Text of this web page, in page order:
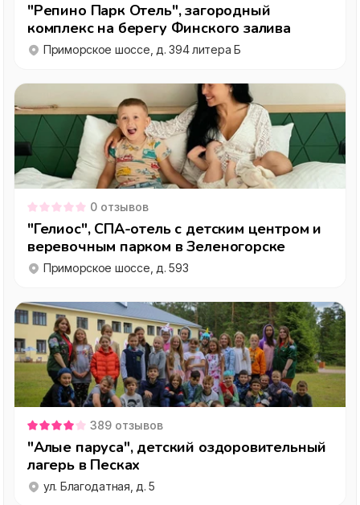
"Репино Парк Отель", загородный
комплекс на берегу Финского залива
Приморское шоссе, д. 394 литера Б
0 отзывов
"Гелиос", СПА-отель с детским центром и
веревочным парком в Зеленогорске
Приморское шоссе, д. 593
389 отзывов
"Алые паруса", детский оздоровительный
лагерь в Песках
ул. Благодатная, д. 5